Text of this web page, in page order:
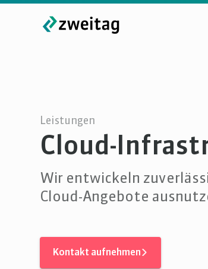
Leistungen
Cloud-
Wir entwickeln
Cloud-Angebote
Kontakt aufnehmen